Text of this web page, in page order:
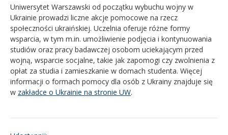
Uniwersytet Warszawski od początku wybuchu wojny w
Ukrainie prowadzi liczne akcje pomocowe na rzecz
społeczności ukraińskiej. Uczelnia oferuje różne formy
wsparcia, w tym m.in. umożliwienie podjęcia i kontynuowania
studiów oraz pracy badawczej osobom uciekającym przed
wojną, wsparcie socjalne, takie jak zapomogi czy zwolnienia z
opłat za studia i zamieszkanie w domach studenta. Więcej
informacji o formach pomocy dla osób z Ukrainy znajduje się
w zakładce o Ukrainie na stronie UW.